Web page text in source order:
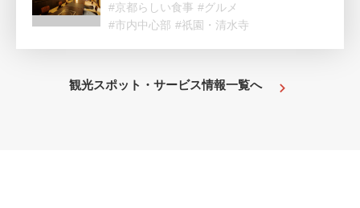
#京都らしい食事 #グルメ
#市内中心部 #祇園・清水寺
観光スポット・サービス情報一覧へ